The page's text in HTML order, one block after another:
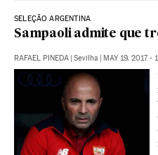
SELEÇÃO ARGENTINA
Sampaoli admite que
RAFAEL PINEDA | Sevilha | MAY 19, 2017 -